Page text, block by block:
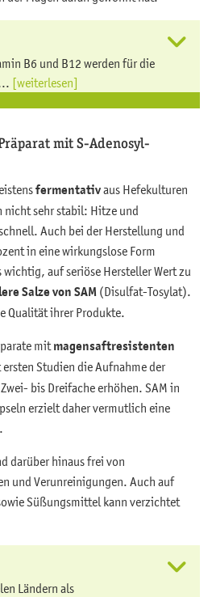
B6 und B12 werden für die
[weiterlesen]
mit S-Adenosyl-
fermentativaus Hefekulturen
nicht sehr stabil: Hitze und
Auch bei der Herstellung und
in eine wirkungslose Form
auf seriöse Hersteller Wert zu
Salze von SAM (Disulfat-Tosylat).
Qualität ihrer Produkte.
mit magensaftresistenten
Studien die Aufnahme der
bis Dreifache erhöhen. SAM in
erzielt daher vermutlich eine
darüber hinaus frei von
und Verunreinigungen. Auch auf
Süßungsmittel kann verzichtet
Ländern als